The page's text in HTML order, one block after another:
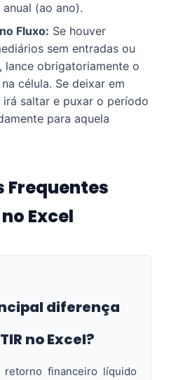
(ao ano).
Fluxo: Se houver
sem entradas ou
lance obrigatoriamente o
célula. Se deixar em
irá saltar e puxar o período
para aquela
Frequentes
Excel
diferença
no Excel?
retorno financeiro líquido